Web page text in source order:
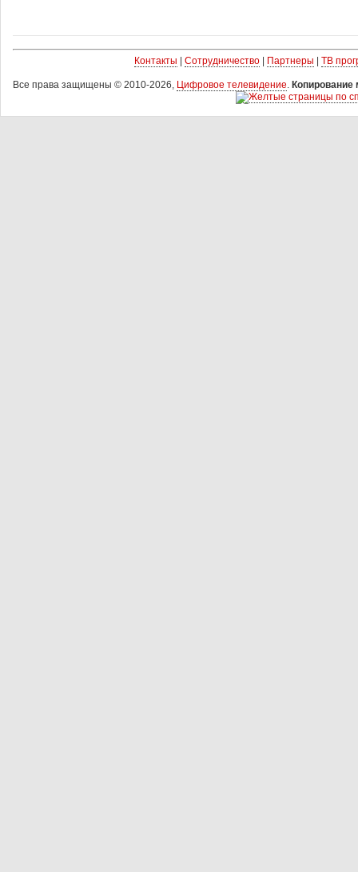
Контакты Сотрудничество| Партнеры ТВ
Все права защищены © 2010-2026, Цифровое телевидение. Копирование